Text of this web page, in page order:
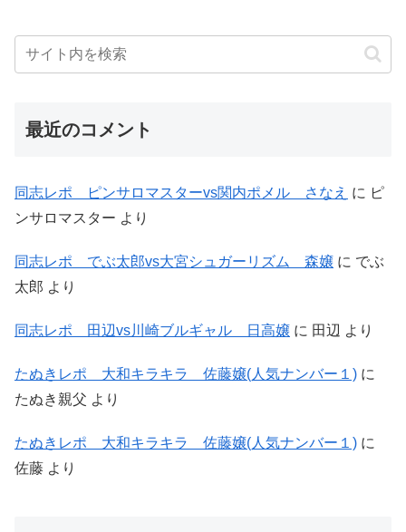
最近のコメント
同志レポ ピンサロマスターvs関内ポメル さなえ に ピ
ンサロマスター より
同志レポ でぶ太郎vs大宮シュガーリズム 森嬢 に でぶ
太郎 より
同志レポ 田辺vs川崎ブルギャル 日高嬢 に 田辺 より
たぬきレポ 大和キラキラ 佐藤嬢(人気ナンバー１) に
たぬき親父 より
たぬきレポ 大和キラキラ 佐藤嬢(人気ナンバー１) に
佐藤 より